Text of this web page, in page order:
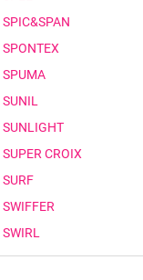
SPIC&SPAN
SPONTEX
SPUMA
SUNIL
SUNLIGHT
SUPER CROIX
SURF
SWIFFER
SWIRL